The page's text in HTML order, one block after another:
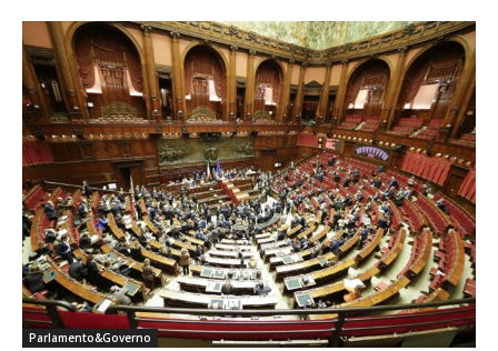
Parlamento&Governo